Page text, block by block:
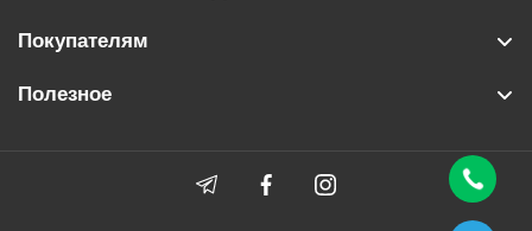
Покупателям
Полезное